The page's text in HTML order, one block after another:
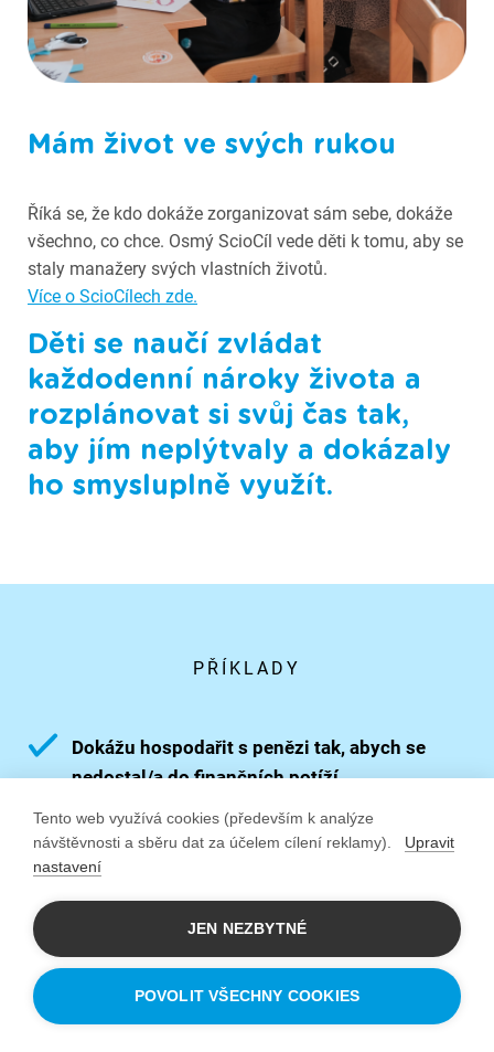
Tento web využívá cookies (především k analýze
návštěvnosti a sběru dat za účelem cílení reklamy).
Upravit
nastavení
JEN NEZBYTNÉ
POVOLIT VŠECHNY COOKIES
Mám život ve svých rukou
Říká se, že kdo dokáže zorganizovat sám sebe, dokáže
všechno, co chce. Osmý ScioCíl vede děti k tomu, aby se
staly manažery svých vlastních životů.
Více o ScioCílech zde.
Děti se naučí zvládat
každodenní nároky života a
rozplánovat si svůj čas tak,
aby jím neplýtvaly a dokázaly
ho smysluplně využít.
PŘÍKLADY
Dokážu hospodařit s penězi tak, abych se
nedostal/a do finančních potíží.
Znám pravidla efektivního time
managementu.
Smysluplně naplňuji volný čas.